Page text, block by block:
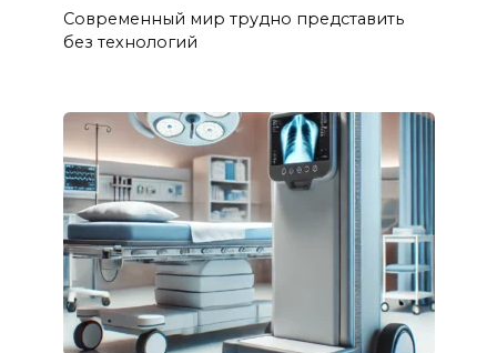
Современный мир трудно представить
без технологий